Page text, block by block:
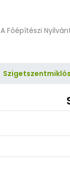
A Főépítészi
Szigetszentmiklós